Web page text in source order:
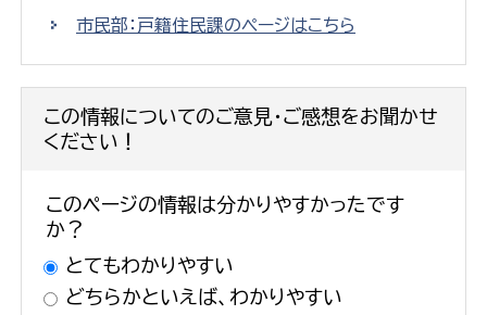
市民部：戸籍住民課のページはこちら
この情報についてのご意見・ご感想をお聞かせ
ください！
このページの情報は分かりやすかったです
か？
とてもわかりやすい
どちらかといえば、わかりやすい